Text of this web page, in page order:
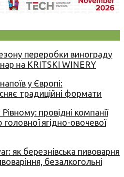
переробки винограду
на KRITSKI WINERY
у Європі:
традиційні формати
провідні компанії
ягідно-овочевої
як березнівська пивоварня
безалкогольні